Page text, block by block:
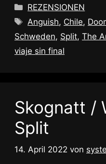
Kategorien
REZENSIONEN
Schlagwörter
Anguish, Chile,
Schweden, Split, The
viaje sin final
Skognatt /
Split
14. April 2022 von